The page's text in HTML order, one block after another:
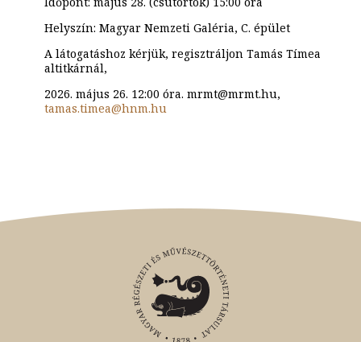
Helyszín: Magyar Nemzeti Galéria, C. épület
A látogatáshoz kérjük, regisztráljon Tamás Tímea
altitkárnál,
2026. május 26. 12:00 óra. mrmt@mrmt.hu,
tamas.timea@hnm.hu